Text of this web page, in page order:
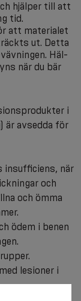
hjälper till att
tid.
att materialet
ut. Detta
Häl-
när du bär
i
är avsedda för
insufficiens, när
och
och ömma
ödem i benen
lesioner i